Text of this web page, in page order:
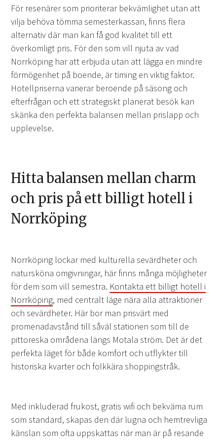
För resenärer som prioriterar bekvämlighet utan att
vilja behöva tömma semesterkassan, finns flera
alternativ där man kan få god kvalitet till ett
överkomligt pris. För den som vill njuta av vad
Norrköping har att erbjuda utan att lägga en mindre
förmögenhet på boende, är timing en viktig faktor.
Hotellpriserna varierar beroende på säsong och
efterfrågan och ett strategiskt planerat besök kan
skänka den perfekta balansen mellan prislapp och
upplevelse.
Hitta balansen mellan charm
och pris på ett billigt hotell i
Norrköping
Norrköping lockar med kulturella sevärdheter och
natursköna omgivningar, här finns många möjligheter
för dem som vill semestra. Kontakta ett billigt hotell i
Norrköping, med centralt läge nära alla attraktioner
och sevärdheter. Här bor man prisvärt med
promenadavstånd till såväl stationen som till de
pittoreska områdena längs Motala ström. Det är det
perfekta läget för både komfort och utflykter till
historiska kvarter och folkkära shoppingstråk.
Med inkluderad frukost, gratis wifi och bekväma rum
som standard, skapas den där lugna och hemtrevliga
känslan som ofta uppskattas när man är på resande